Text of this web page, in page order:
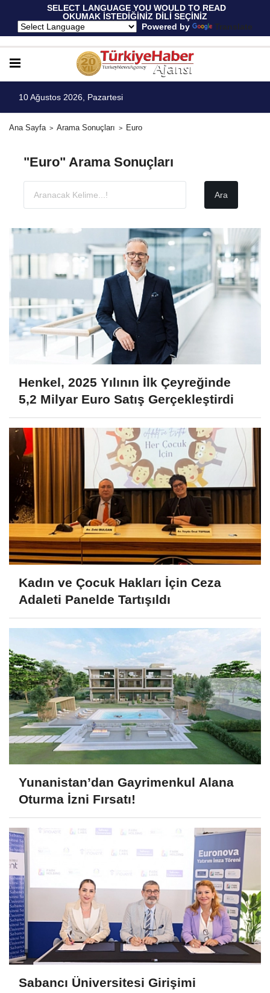
SELECT LANGUAGE YOU WOULD TO READ
OKUMAK İSTEDİĞİNİZ DİLİ SEÇİNİZ
Powered by
Translate
10 Ağustos 2026, Pazartesi
Ana Sayfa Arama Sonuçları Euro
"Euro" Arama Sonuçları
Henkel, 2025 Yılının İlk Çeyreğinde
5,2 Milyar Euro Satış Gerçekleştirdi
Kadın ve Çocuk Hakları İçin Ceza
Adaleti Panelde Tartışıldı
Yunanistan’dan Gayrimenkul Alana
Oturma İzni Fırsatı!
Sabancı Üniversitesi Girişimi